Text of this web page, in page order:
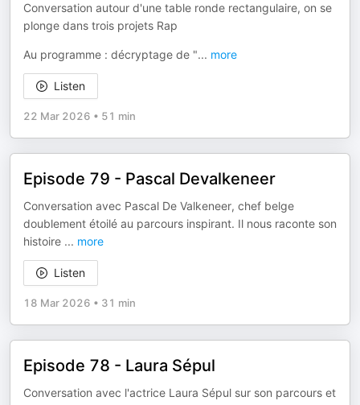
Conversation autour d'une table ronde rectangulaire, on se
plonge dans trois projets Rap
Au programme : décryptage de "... more
Listen
22 Mar 2026 • 51 min
Episode 79 - Pascal Devalkeneer
Conversation avec Pascal De Valkeneer, chef belge
doublement étoilé au parcours inspirant. Il nous raconte son
histoire ... more
Listen
18 Mar 2026 • 31 min
Episode 78 - Laura Sépul
Conversation avec l'actrice Laura Sépul sur son parcours et